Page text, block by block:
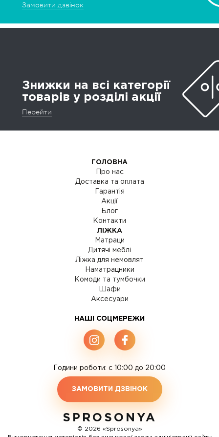
Замовити дзвінок
Знижки на всі категорії
товарів у розділі акції
Перейти
ГОЛОВНА
Про нас
Доставка та оплата
Гарантія
Акції
Блог
Контакти
ЛІЖКА
Матраци
Дитячі меблі
Ліжка для немовлят
Наматрацники
Комоди та тумбочки
Шафи
Аксесуари
НАШІ СОЦМЕРЕЖИ
Години роботи: c 10:00 до 20:00
ЗАМОВИТИ ДЗВІНОК
SPROSONYA
© 2026 «Sprosonya»